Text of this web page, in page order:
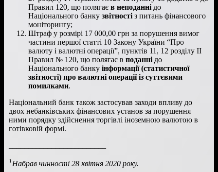
Правил 120, що полягає в неподанні до
Національного банку звітності з питань фінансового
моніторингу;
Штраф у розмірі 17 000,00 грн за порушення вимог
частини першої статті 10 Закону України “Про
валюту і валютні операціїˮ, пунктів 11, 12 розділу IІ
Правил № 120, що полягає в поданні до
Національного банку інформації (статистичної
звітності) про валютні операції із суттєвими
помилками.
Національний банк також застосував заходи впливу до
двох небанківських фінансових установ за порушення
ними порядку здійснення торгівлі іноземною валютою в
готівковій формі.
1Набрав чинності 28 квітня 2020 року.